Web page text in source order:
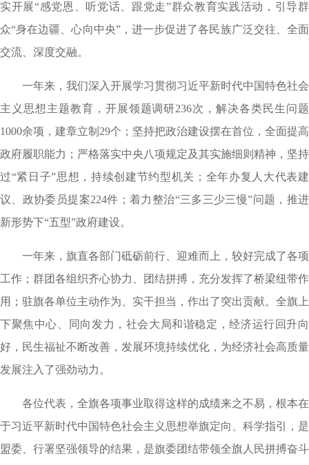
实开展“感党恩、听党话、跟党走”群众教育实践活动，引导群
众“身在边疆、心向中央”，进一步促进了各民族广泛交往、全面
交流、深度交融。
一年来，我们深入开展学习贯彻习近平新时代中国特色社会
主义思想主题教育，开展领题调研236次，解决各类民生问题
1000余项，建章立制29个；坚持把政治建设摆在首位，全面提高
政府履职能力；严格落实中央八项规定及其实施细则精神，坚持
过“紧日子”思想，持续创建节约型机关；全年办复人大代表建
议、政协委员提案224件；着力整治“三多三少三慢”问题，推进
新形势下“五型”政府建设。
一年来，旗直各部门砥砺前行、迎难而上，较好完成了各项
工作；群团各组织齐心协力、团结拼搏，充分发挥了桥梁纽带作
用；驻旗各单位主动作为、实干担当，作出了突出贡献。全旗上
下聚焦中心、同向发力，社会大局和谐稳定，经济运行回升向
好，民生福祉不断改善，发展环境持续优化，为经济社会高质量
发展注入了强劲动力。
各位代表，全旗各项事业取得这样的成绩来之不易，根本在
于习近平新时代中国特色社会主义思想举旗定向、科学指引，是
盟委、行署坚强领导的结果，是旗委团结带领全旗人民拼搏奋斗